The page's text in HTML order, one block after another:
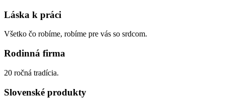
Láska k práci
Všetko čo robíme, robíme pre vás so srdcom.
Rodinná firma
20 ročná tradícia.
Slovenské produkty